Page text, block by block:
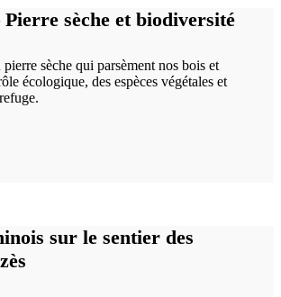
sèche et biodiversité
sèche qui parsèment nos bois et
écologique, des espèces végétales et
sur le sentier des